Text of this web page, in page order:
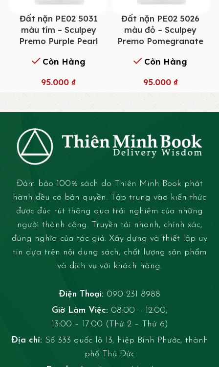
Đất nặn PE02 5031
màu tím – Sculpey
Premo Purple Pearl
Còn Hàng
95.000 ₫
Đất nặn PE02 5026
màu đỏ – Sculpey
Premo Pomegranate
Còn Hàng
95.000 ₫
Đảm bảo 100% sách do Thiên Minh Book phát
hành đều có bản quyền. Tập trung vào kiến thức
được đúc rút thông qua trải nghiệm của những
người thành công. Truyền tải nhanh, chính xác,
đúng nghĩa của tác giả. Xây dựng và thiết lập uy
tín dựa trên nội dung sách, chất lượng sản phẩm
và dịch vụ với khách hàng.
Điện Thoại: 090 231 8988
Giờ Làm Việc: 08:00 – 12:00,
13:00 – 17:00 (Thứ 2 – Thứ 6)
Địa chỉ: Số 333 quốc lộ 13, hiệp Bình Phước, thành
phố Thủ Đức